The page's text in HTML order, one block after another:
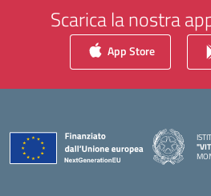
Scarica la nostra
App Store